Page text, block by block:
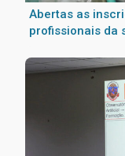
Abertas as
profissionais da